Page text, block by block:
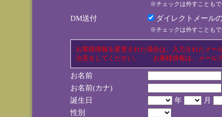
※チェックは外すことも
DM送付 ダイレクトメール
※チェックは外すことも
お客様情報を変更された場合は、入力されたメ
注意をしてください。 お客様情報は、メール
お名前
お名前(カナ)
誕生日
年
月
性別